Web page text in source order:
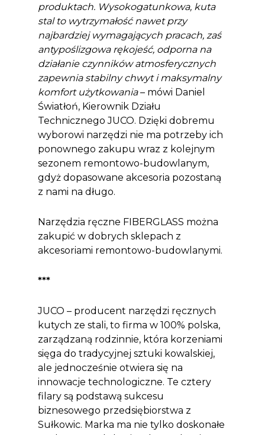
produktach. Wysokogatunkowa, kuta
stal to wytrzymałość nawet przy
najbardziej wymagających pracach, zaś
antypoślizgowa rękojeść, odporna na
działanie czynników atmosferycznych
zapewnia stabilny chwyt i maksymalny
komfort użytkowania– mówi Daniel
Światłoń, Kierownik Działu
Technicznego JUCO. Dzięki dobremu
wyborowi narzędzi nie ma potrzeby ich
ponownego zakupu wraz z kolejnym
sezonem remontowo-budowlanym,
gdyż dopasowane akcesoria pozostaną
z nami na długo.
Narzędzia ręczne FIBERGLASS można
zakupić w dobrych sklepach z
akcesoriami remontowo-budowlanymi.
***
JUCO – producent narzędzi ręcznych
kutych ze stali, to firma w 100% polska,
zarządzaną rodzinnie, która korzeniami
sięga do tradycyjnej sztuki kowalskiej,
ale jednocześnie otwiera się na
innowacje technologiczne. Te cztery
filary są podstawą sukcesu
biznesowego przedsiębiorstwa z
Sułkowic. Marka ma nie tylko doskonałe